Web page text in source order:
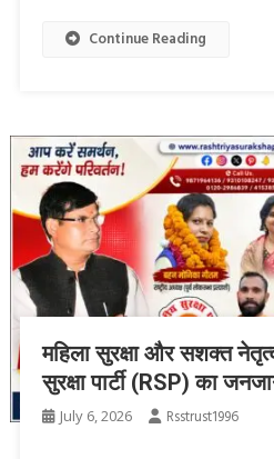
Continue Reading
महिला सुरक्षा और सशक्त
सुरक्षा पार्टी (RSP) का
July 6, 2026 Rsstrust1996